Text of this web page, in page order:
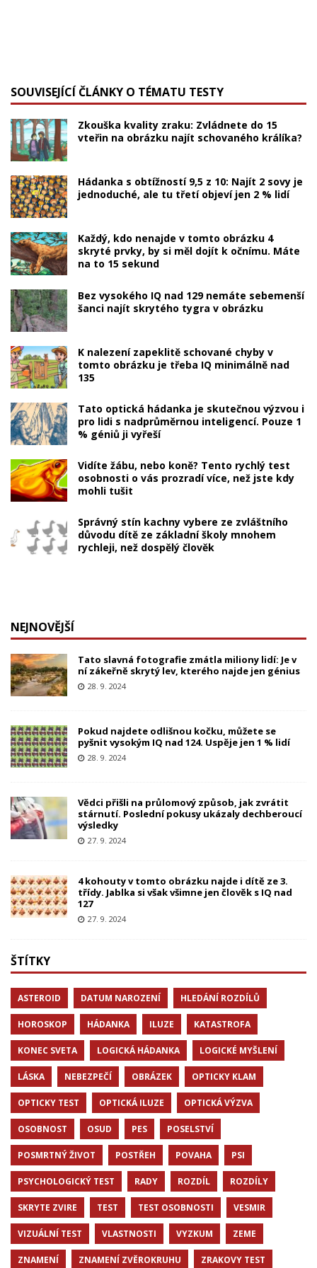
SOUVISEJÍCÍ ČLÁNKY O TÉMATU TESTY
Zkouška kvality zraku: Zvládnete do 15
vteřin na obrázku najít schovaného králíka?
Hádanka s obtížností 9,5 z 10: Najít 2 sovy je
jednoduché, ale tu třetí objeví jen 2 % lidí
Každý, kdo nenajde v tomto obrázku 4
skryté prvky, by si měl dojít k očnímu. Máte
na to 15 sekund
Bez vysokého IQ nad 129 nemáte sebemenší
šanci najít skrytého tygra v obrázku
K nalezení zapeklitě schované chyby v
tomto obrázku je třeba IQ minimálně nad
135
Tato optická hádanka je skutečnou výzvou i
pro lidi s nadprůměrnou inteligencí. Pouze 1
% géniů ji vyřeší
Vidíte žábu, nebo koně? Tento rychlý test
osobnosti o vás prozradí více, než jste kdy
mohli tušit
Správný stín kachny vybere ze zvláštního
důvodu dítě ze základní školy mnohem
rychleji, než dospělý člověk
NEJNOVĚJŠÍ
Tato slavná fotografie zmátla miliony lidí: Je v
ní zákeřně skrytý lev, kterého najde jen génius
28. 9. 2024
Pokud najdete odlišnou kočku, můžete se
pyšnit vysokým IQ nad 124. Uspěje jen 1 % lidí
28. 9. 2024
Vědci přišli na průlomový způsob, jak zvrátit
stárnutí. Poslední pokusy ukázaly dechberoucí
výsledky
27. 9. 2024
4 kohouty v tomto obrázku najde i dítě ze 3.
třídy. Jablka si však všimne jen člověk s IQ nad
127
27. 9. 2024
ŠTÍTKY
ASTEROID DATUM NAROZENÍ HLEDÁNÍ ROZDÍLŮ
HOROSKOP HÁDANKA ILUZE KATASTROFA
KONEC SVETA LOGICKÁ HÁDANKA LOGICKÉ MYŠLENÍ
LÁSKA NEBEZPEČÍ OBRÁZEK OPTICKY KLAM
OPTICKY TEST OPTICKÁ ILUZE OPTICKÁ VÝZVA
OSOBNOST OSUD PES POSELSTVÍ
POSMRTNÝ ŽIVOT POSTŘEH POVAHA PSI
PSYCHOLOGICKÝ TEST RADY ROZDÍL ROZDÍLY
SKRYTE ZVIRE TEST TEST OSOBNOSTI VESMIR
VIZUÁLNÍ TEST VLASTNOSTI VYZKUM ZEME
ZNAMENÍ ZNAMENÍ ZVĚROKRUHU ZRAKOVY TEST